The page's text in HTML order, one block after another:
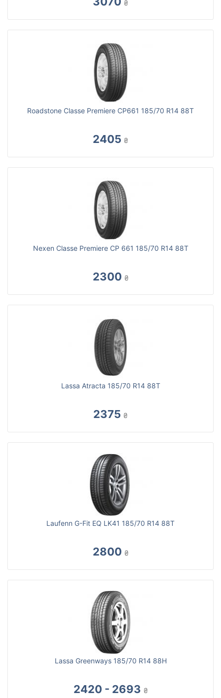
₴
Roadstone Classe Premiere CP661 185/70 R14 88T
2405 ₴
Nexen Classe Premiere CP 661 185/70 R14 88T
2300 ₴
Lassa Atracta 185/70 R14 88T
2375 ₴
Laufenn G-Fit EQ LK41 185/70 R14 88T
2800 ₴
Lassa Greenways 185/70 R14 88H
2420 - 2693 ₴